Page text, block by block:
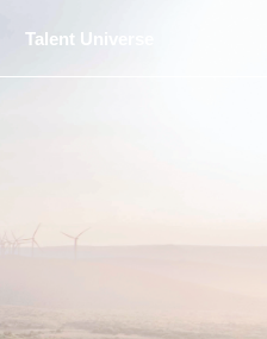
Talent Universe